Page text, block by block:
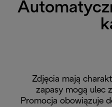
Zdjęcia mają
zapasy mogą ulec
Promocja obowiązuje